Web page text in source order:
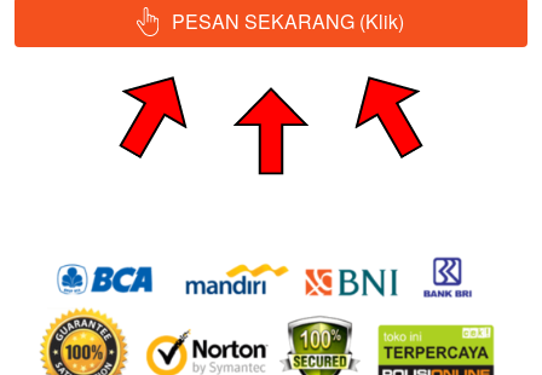
` PESAN SEKARANG (Klik)